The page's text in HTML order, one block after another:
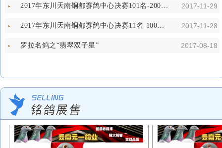
2017年东川天南铜都赛鸽中心决赛101名-200名照片 2017-11-29
2017年东川天南铜都赛鸽中心决赛11名-100名照片 2017-11-28
罗拉名鸽之“翡翠双子星” 2017-08-18